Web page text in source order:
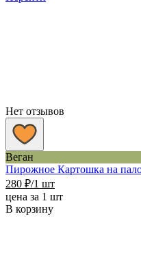
Нет отзывов
Веган
Пирожное Картошка на
280 ₽/1 шт
цена за 1 шт
В корзину